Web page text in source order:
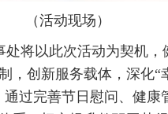
（活动现场）
处将以此次活动为契机，
，创新服务载体，深化“
通过完善节日慰问、健康